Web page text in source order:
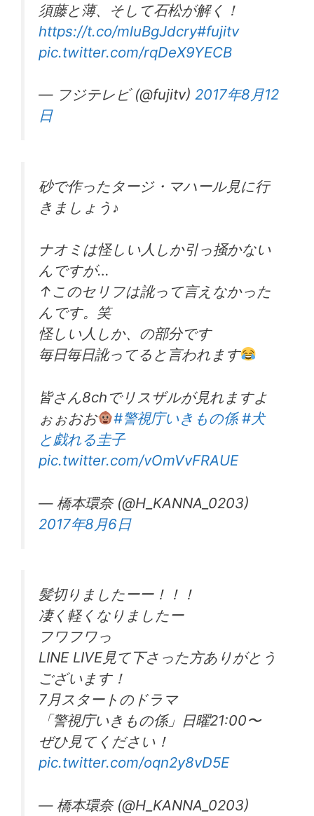
須藤と薄、そして石松が解く！
https://t.co/mluBgJdcry#fujitv
pic.twitter.com/rqDeX9YECB
— フジテレビ (@fujitv) 2017年8月12
日
砂で作ったタージ・マハール見に行
きましょう♪
ナオミは怪しい人しか引っ掻かない
んですが…
↑このセリフは訛って言えなかった
んです。笑
怪しい人しか、の部分です
毎日毎日訛ってると言われます
皆さん8chでリスザルが見れますよ
ぉぉおお
#警視庁いきもの係 #犬
と戯れる圭子
pic.twitter.com/vOmVvFRAUE
— 橋本環奈 (@H_KANNA_0203)
2017年8月6日
髪切りましたーー！！！
凄く軽くなりましたー
フワフワっ
LINE LIVE見て下さった方ありがとう
ございます！
7月スタートのドラマ
「警視庁いきもの係」日曜21:00〜
ぜひ見てください！
pic.twitter.com/oqn2y8vD5E
— 橋本環奈 (@H_KANNA_0203)